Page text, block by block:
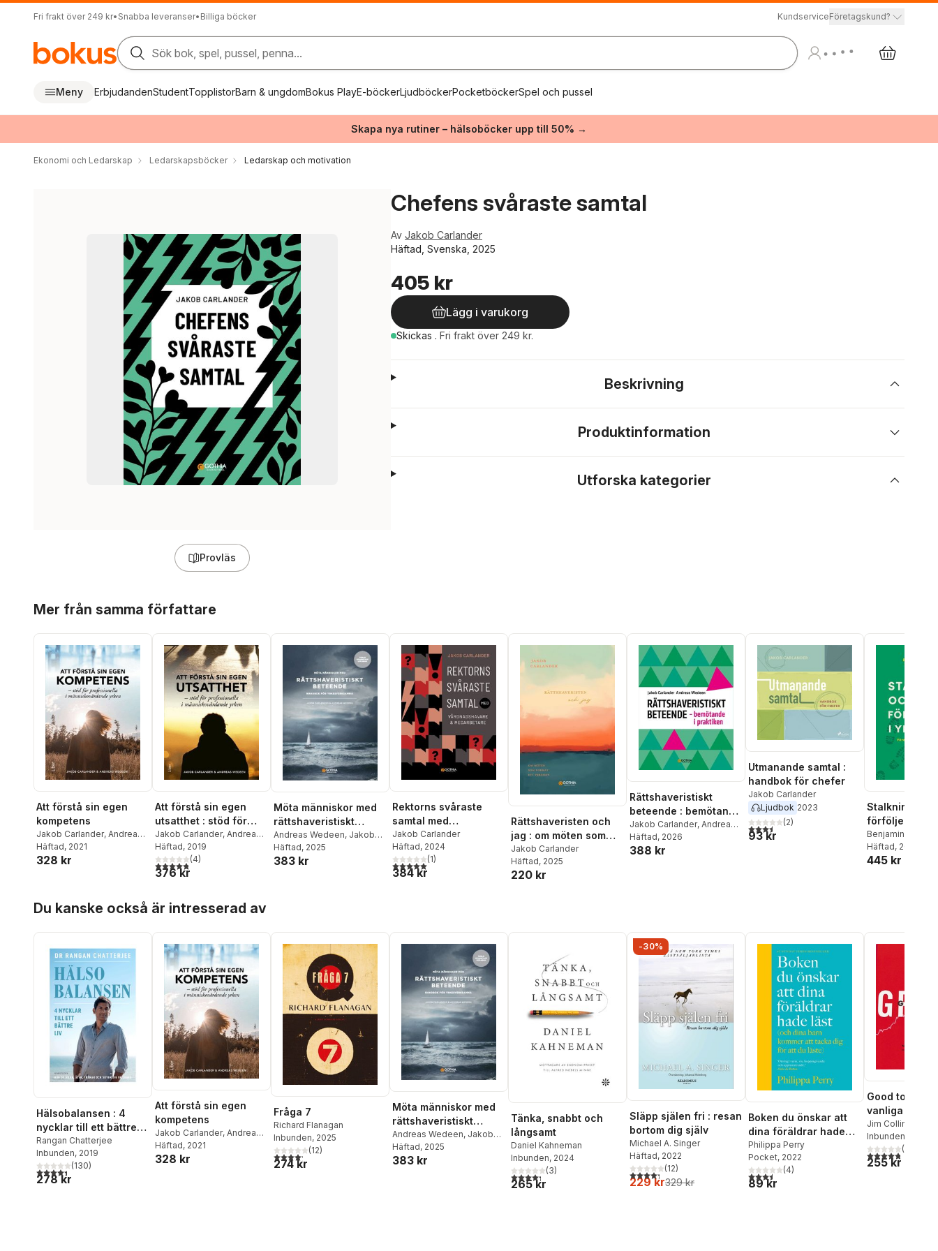
Fri frakt över 249 kr• Snabba leveranser• Billiga böcker KundserviceFöretagskund?
Sök bok, spel, pussel, penna...
Meny ErbjudandenStudentTopplistorBarn & ungdomBokus PlayE-böckerLjudböckerPocketböckerSpel och pussel
Skapa nya rutiner – hälsoböcker upp till 50% →
Ekonomi och Ledarskap Ledarskapsböcker Ledarskap och motivation
Provläs
Chefens svåraste samtal
Av Jakob Carlander
Häftad, Svenska, 2025
405 kr
Lägg i varukorg
Skickas . Fri frakt över 249 kr.
Beskrivning
Produktinformation
Utforska kategorier
Mer från samma författare
Att förstå sin egen
kompetens
Jakob Carlander, Andreas
Wedeen
Häftad, 2021
328 kr
Att förstå sin egen
utsatthet : stöd för
professionella i
människovårdande
yrken
Jakob Carlander, Andreas
Wedeen
Häftad, 2019
4,8utav 5 stjärnor. Totalt antal röster:
(4)
376 kr
Möta människor med
rättshaveristiskt
beteende : handbok
för yrkesverksamma
Andreas Wedeen, Jakob
Carlander
Häftad, 2025
383 kr
Rektorns svåraste
samtal med
vårdnadshavare och
medarbetare
Jakob Carlander
Häftad, 2024
5,0utav 5 stjärnor. Totalt antal röster:
(1)
384 kr
Rättshaveristen och
jag : om möten som
format ett yrkesliv
Jakob Carlander
Häftad, 2025
220 kr
Rättshaveristiskt
beteende : bemötande
i praktiken
Jakob Carlander, Andreas
Wedeen
Häftad, 2026
388 kr
Utmanande samtal :
handbok för chefer
Jakob Carlander
Ljudbok 2023
3,5utav 5 stjärnor. Totalt antal röster:
(2)
93 kr
Stalkning och
förföljelse i
: förebygga,
hantera
Benjamin
Carlander
Häftad, 2023
445 kr
Du kanske också är intresserad av
Hälsobalansen : 4
nycklar till ett bättre
liv - hur du vilar, äter,
tränar och sover dig
friskare
Rangan Chatterjee
Inbunden, 2019
4,4utav 5 stjärnor. Totalt antal röster:
(130)
278 kr
Att förstå sin egen
kompetens
Jakob Carlander, Andreas
Wedeen
Häftad, 2021
328 kr
Fråga 7
Richard Flanagan
Inbunden, 2025
4,2utav 5 stjärnor. Totalt antal röster:
(12)
274 kr
Möta människor med
rättshaveristiskt
beteende : handbok
för yrkesverksamma
Andreas Wedeen, Jakob
Carlander
Häftad, 2025
383 kr
Tänka, snabbt och
långsamt
Daniel Kahneman
Inbunden, 2024
4,3utav 5 stjärnor. Totalt antal röster:
(3)
265 kr
-30%
Släpp själen fri : resan
bortom dig själv
Michael A. Singer
Häftad, 2022
4,3utav 5 stjärnor. Totalt antal röster:
(12)
229 kr329 kr
Boken du önskar att
dina föräldrar hade
läst (och som dina
barn kommer att tacka
dig för att du läste)
Philippa Perry
Pocket, 2022
3,5utav 5 stjärnor. Totalt antal röster:
(4)
89 kr
Good to great
vanliga
språnget till
mästarklass
Jim Collins
Inbunden
4,8utav 5(
255 kr